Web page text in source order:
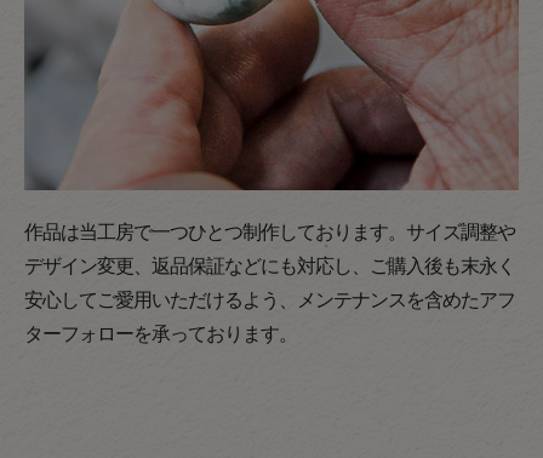
作品は当工房で一つひとつ制作しております。サイズ調整や
デザイン変更、返品保証などにも対応し、ご購入後も末永く
安心してご愛用いただけるよう、メンテナンスを含めたアフ
ターフォローを承っております。